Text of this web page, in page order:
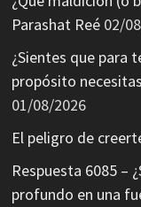
Parashat Reé 02/
¿Sientes que para
propósito
01/08/2026
El peligro de
Respuesta 6085 –
profundo en una